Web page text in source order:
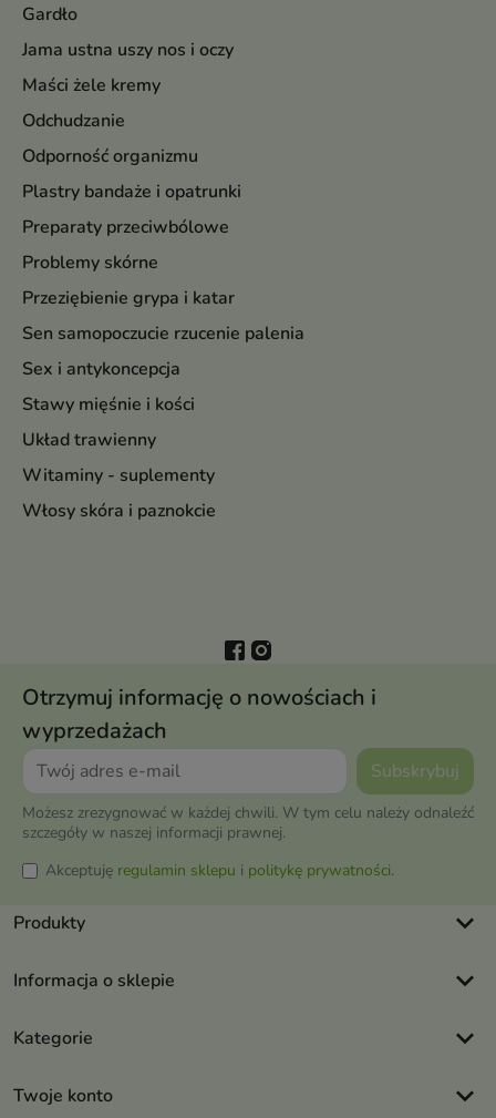
Gardło
Jama ustna uszy nos i oczy
Maści żele kremy
Odchudzanie
Odporność organizmu
Plastry bandaże i opatrunki
Preparaty przeciwbólowe
Problemy skórne
Przeziębienie grypa i katar
Sen samopoczucie rzucenie palenia
Sex i antykoncepcja
Stawy mięśnie i kości
Układ trawienny
Witaminy - suplementy
Włosy skóra i paznokcie
Otrzymuj informację o nowościach i
wyprzedażach
Możesz zrezygnować w każdej chwili. W tym celu należy odnaleźć
szczegóły w naszej informacji prawnej.
Akceptuję regulamin sklepu i politykę prywatności.
Produkty keyboard_arrow_down
Informacja o sklepie keyboard_arrow_down
Kategorie keyboard_arrow_down
Twoje konto keyboard_arrow_down